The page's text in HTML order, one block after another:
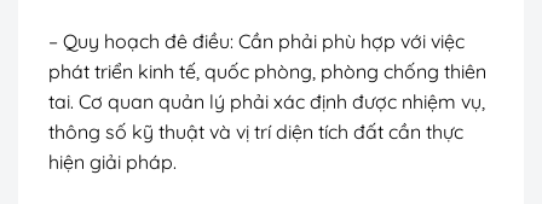
– Quy hoạch đê điều: Cần phải phù hợp với việc
phát triển kinh tế, quốc phòng, phòng chống thiên
tai. Cơ quan quản lý phải xác định được nhiệm vụ,
thông số kỹ thuật và vị trí diện tích đất cần thực
hiện giải pháp.